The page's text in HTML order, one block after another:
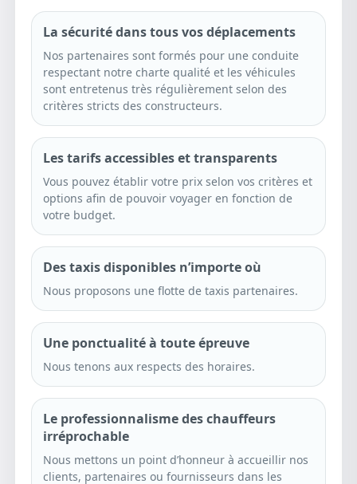
La sécurité dans tous vos déplacements
Nos partenaires sont formés pour une conduite
respectant notre charte qualité et les véhicules
sont entretenus très régulièrement selon des
critères stricts des constructeurs.
Les tarifs accessibles et transparents
Vous pouvez établir votre prix selon vos critères et
options afin de pouvoir voyager en fonction de
votre budget.
Des taxis disponibles n’importe où
Nous proposons une flotte de taxis partenaires.
Une ponctualité à toute épreuve
Nous tenons aux respects des horaires.
Le professionnalisme des chauffeurs
irréprochable
Nous mettons un point d’honneur à accueillir nos
clients, partenaires ou fournisseurs dans les